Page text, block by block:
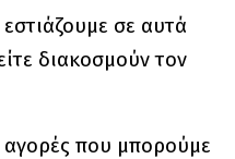
σε αυτά
διακοσμούν τον
αγορές που μπορούμε